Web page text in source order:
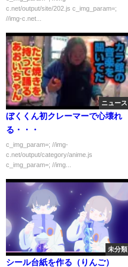
見せる)
c.net/output/site/202.js c_img_param=;
//img-c.net...
ニュース
ぼくくん初クレーマーで心壊れ
る・・・
c_img_param=; //img-
c.net/output/category/anime.js
c_img_param=; //img...
未分類
シール台紙を作る（りんご）